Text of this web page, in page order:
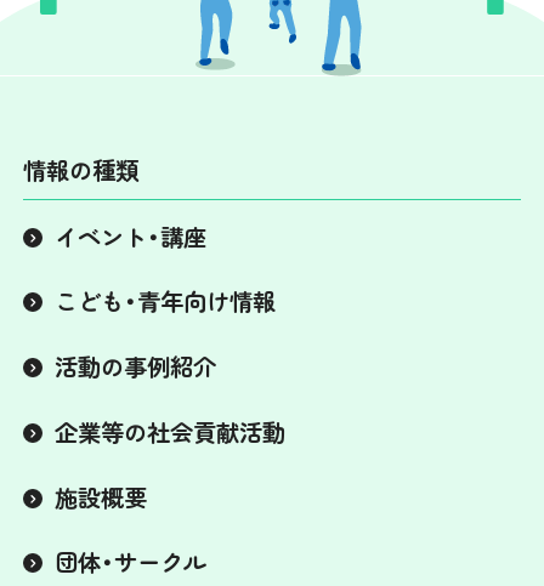
情報の種類
イベント・講座
こども・青年向け情報
活動の事例紹介
企業等の社会貢献活動
施設概要
団体・サークル